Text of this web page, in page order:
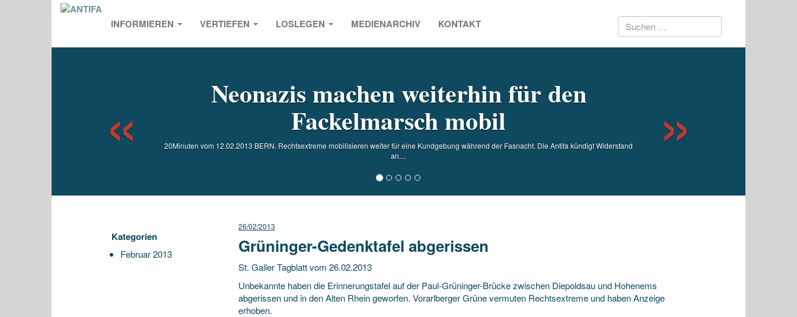
INFORMIEREN VERTIEFEN LOSLEGEN MEDIENARCHIV KONTAKT Suchen
Neonazis machen weiterhin für den
Fackelmarsch mobil
20Minuten vom 12.02.2013 BERN. Rechtsextreme mobilisieren weiter für eine Kundgebung während der Fasnacht. Die Antifa kündigt Widerstand
an....
Previous
Kategorien
Februar 2013
26/02/2013
Grüninger-Gedenktafel abgerissen
St. Galler Tagblatt vom 26.02.2013
Unbekannte haben die Erinnerungstafel auf der Paul-Grüninger-Brücke zwischen Diepoldsau und Hohenems
abgerissen und in den Alten Rhein geworfen. Vorarlberger Grüne vermuten Rechtsextreme und haben Anzeige
erhoben.